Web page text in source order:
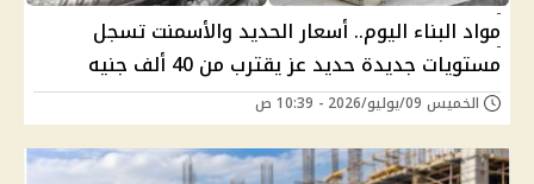
مواد البناء اليوم.. أسعار الحديد والأسمنت تسجل
مستويات جديدة حديد عز يقترب من 40 ألف جنيه
الخميس 09/يوليو/2026 - 10:39 ص